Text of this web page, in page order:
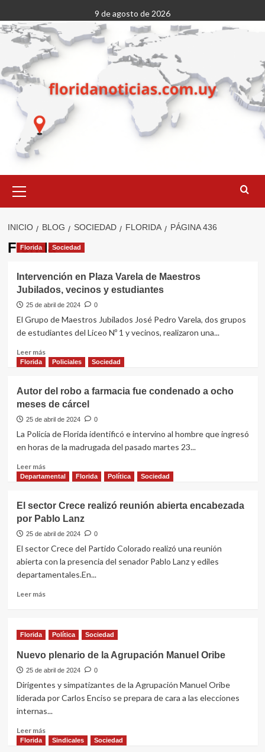
al
contenido
9 de agosto de 2026
primario
INICIO BLOG SOCIEDAD FLORIDA PÁGINA 436
Florida
Florida Sociedad
Intervención en Plaza Varela de Maestros
Jubilados, vecinos y estudiantes
25 de abril de 2024 0
El Grupo de Maestros Jubilados José Pedro Varela, dos grupos
de estudiantes del Liceo Nº 1 y vecinos, realizaron una...
Leer másLeer
más
en
Plaza
Varela
de
Jubilados,
y
Florida Policiales Sociedad
Autor del robo a farmacia fue condenado a ocho
meses de cárcel
25 de abril de 2024 0
La Policía de Florida identificó e intervino al hombre que ingresó
en horas de la madrugada del pasado martes 23...
Leer másLeer
más
del
robo
a
farmacia
condenado
a
Departamental Florida Política Sociedad
El sector Crece realizó reunión abierta encabezada
por Pablo Lanz
25 de abril de 2024 0
El sector Crece del Partido Colorado realizó una reunión
abierta con la presencia del senador Pablo Lanz y ediles
departamentales.En...
Leer másLeer
sector
realizó
reunión
abierta
encabezada
por
Pablo
Lanz
Florida Política Sociedad
Nuevo plenario de la Agrupación Manuel Oribe
25 de abril de 2024 0
Dirigentes y simpatizantes de la Agrupación Manuel Oribe
liderada por Carlos Enciso se prepara de cara a las elecciones
internas...
Leer másLeer
más
Florida Sindicales Sociedad